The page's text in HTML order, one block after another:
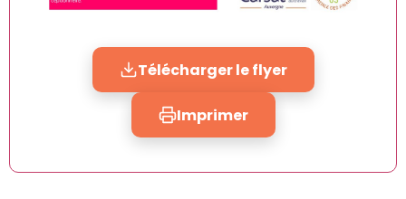
Télécharger le flyer
Imprimer